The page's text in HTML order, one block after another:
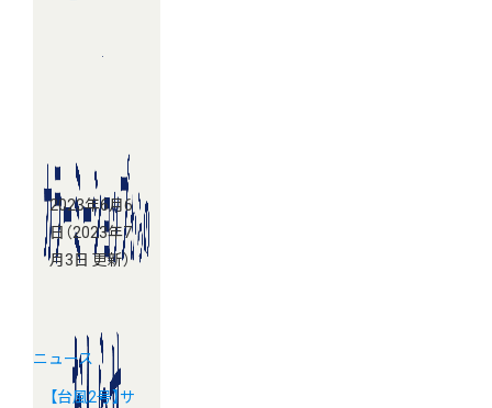
2023年6月6
日 （2023年7
月3日 更新）
ニュース
【台風2号】サ